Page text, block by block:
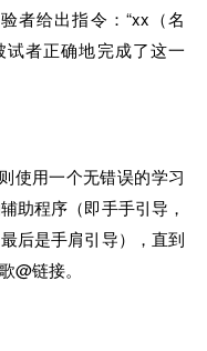
者给出指令：“xx（名
试者正确地完成了这一
使用一个无错误的学习
助程序（即手手引导，
后是手肩引导），直到
@链接。